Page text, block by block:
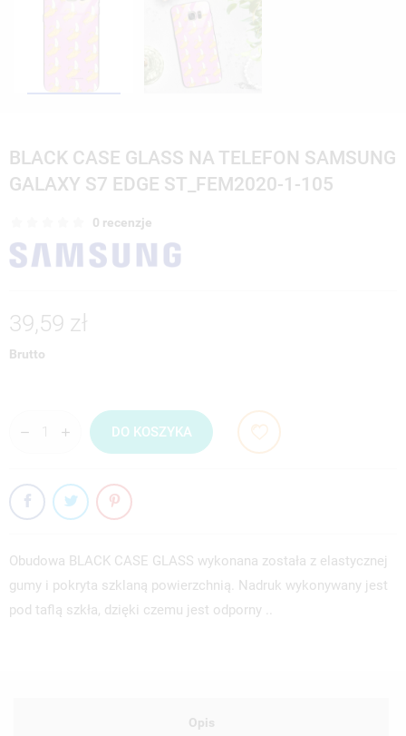
BLACK CASE GLASS NA TELEFON SAMSUNG
GALAXY S7 EDGE ST_FEM2020-1-105
0 recenzje
39,59 zł
Brutto
DO KOSZYKA
Obudowa BLACK CASE GLASS wykonana została z elastycznej
gumy i pokryta szklaną powierzchnią. Nadruk wykonywany jest
pod taflą szkła, dzięki czemu jest odporny ..
Opis